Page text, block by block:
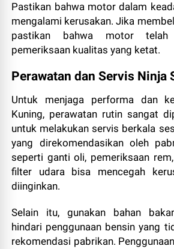
Pastikan bahwa motor dalam
mengalami kerusakan. Jika
pastikan bahwa motor telah
pemeriksaan kualitas yang ketat.
Perawatan dan Servis Ninja
Untuk menjaga performa dan
Kuning, perawatan rutin sangat
untuk melakukan servis berkala
yang direkomendasikan oleh
seperti ganti oli, pemeriksaan
filter udara bisa mencegah
diinginkan.
Selain itu, gunakan bahan
hindari penggunaan bensin yang
rekomendasi pabrikan.